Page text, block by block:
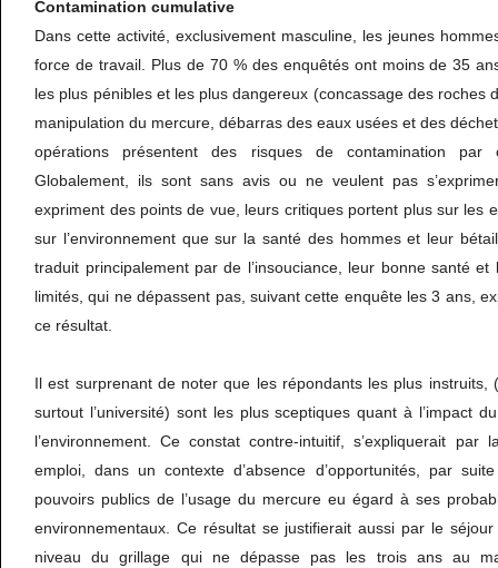
Contamination cumulative
Dans cette activité, exclusivement masculine, les jeunes
force de travail. Plus de 70 % des enquêtés ont moins de 35
les plus pénibles et les plus dangereux (concassage des roches
manipulation du mercure, débarras des eaux usées et des
opérations présentent des risques de contamination
Globalement, ils sont sans avis ou ne veulent pas
expriment des points de vue, leurs critiques portent plus sur les
sur l’environnement que sur la santé des hommes et leur
traduit principalement par de l’insouciance, leur bonne santé
limités, qui ne dépassent pas, suivant cette enquête les 3 ans,
ce résultat.
Il est surprenant de noter que les répondants les plus instruits,
surtout l’université) sont les plus sceptiques quant à l’impact
l’environnement. Ce constat contre-intuitif, s’expliquerait
emploi, dans un contexte d’absence d’opportunités, par
pouvoirs publics de l’usage du mercure eu égard à ses
environnementaux. Ce résultat se justifierait aussi par le
niveau du grillage qui ne dépasse pas les trois ans au